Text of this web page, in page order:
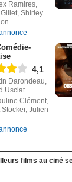
Ramires,
Shirley
4,1
Darondeau,
Usclat
Clément,
Stocker, Julien
films au ciné